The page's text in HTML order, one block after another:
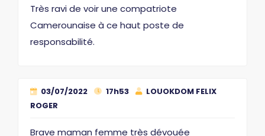
Très ravi de voir une compatriote
Camerounaise à ce haut poste de
responsabilité.
03/07/2022 17h53
LOUOKDOM FELIX
ROGER
Brave maman femme très dévouée